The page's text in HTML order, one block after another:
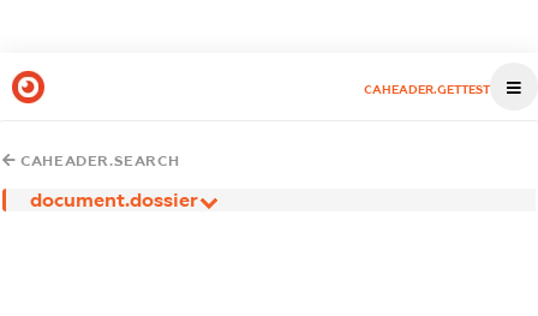
CAHEADER.GETTEST
CAHEADER.SEARCH
document.dossier